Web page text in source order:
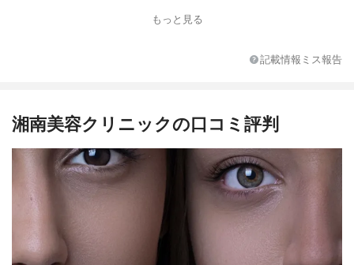
約239,800円
ットカード、メディカルローン、ビットコ
イン
無料カウンセリング
あり
Sパーツ1回：4,050円、Lパーツ1回：9,980
円 ※乗り換えトライアル
約120分
脱毛完了までの回数
5～6回
通うペース
顔・首：1か月に1回、体：2か月に1回
もっと見る
記載情報ミス報告
湘南美容クリニックの口コミ評判